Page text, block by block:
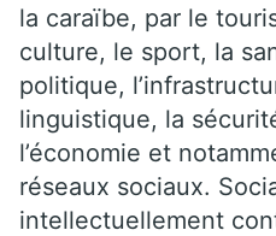
la caraïbe, par le
culture, le sport, la
politique,
linguistique, la
l’économie et
réseaux sociaux.
intellectuellement